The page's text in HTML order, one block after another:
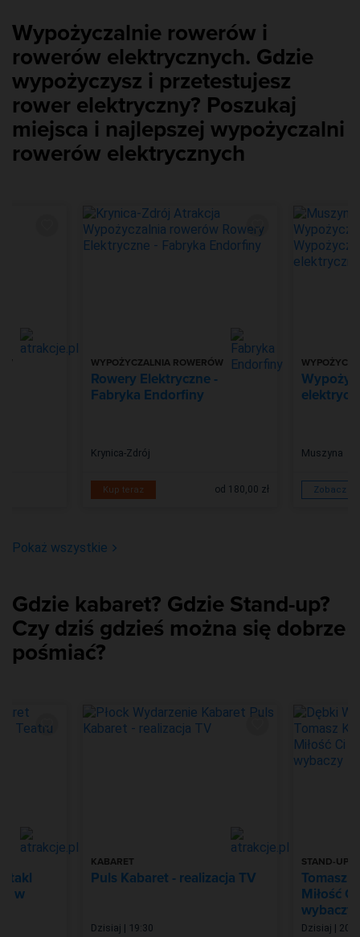
Wypożyczalnie rowerów i
rowerów elektrycznych. Gdzie
wypożyczysz i przetestujesz
rower elektryczny? Poszukaj
miejsca i najlepszej wypożyczalni
rowerów elektrycznych
WYPOŻYCZALNIA ROWERÓW
Rowery Elektryczne -
Fabryka Endorfiny
Krynica-Zdrój
Kup teraz od 180,00 zł
Muszyna
Zobacz
Pokaż wszystkie
Gdzie kabaret? Gdzie Stand-up?
Czy dziś gdzieś można się dobrze
pośmiać?
w
KABARET
Puls Kabaret - realizacja TV
Dzisiaj | 19:30
STAND-UP
Tomasz
Miłość
wybaczy
Dzisiaj |